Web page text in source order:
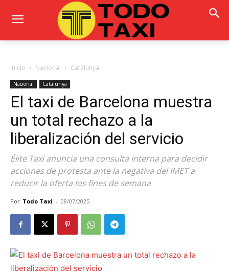
Inicio Nacional Catalunya
Nacional Catalunya
El taxi de Barcelona muestra
un total rechazo a la
liberalización del servicio
Élite Taxi anuncia una consulta interna para decidir
acciones de protesta ante la negativa del IMET a
reducir la oferta los fines de semana
Por Todo Taxi - 08/07/2025